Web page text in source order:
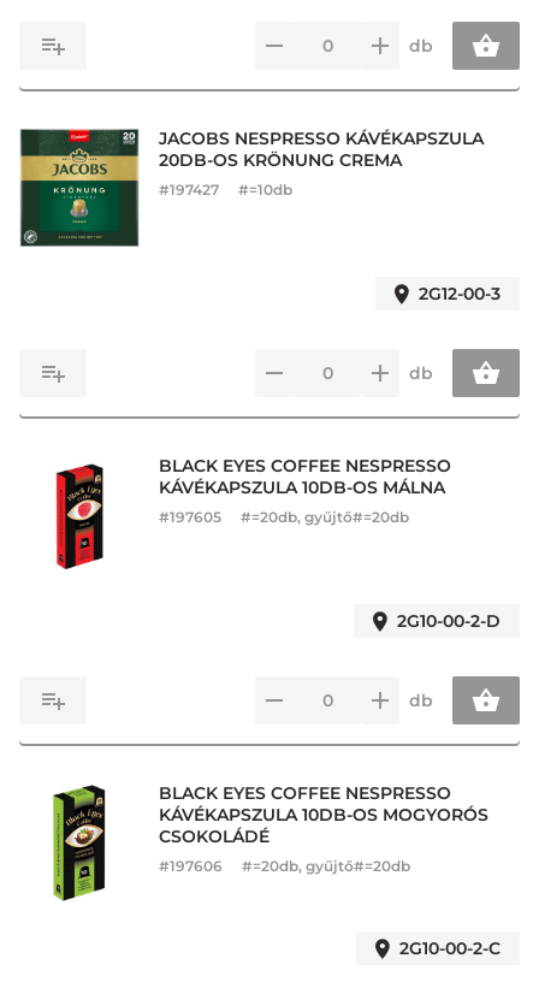
db
JACOBS NESPRESSO KÁVÉKAPSZULA
20DB-OS KRÖNUNG CREMA
#197427 #=10db
2G12-00-3
db
BLACK EYES COFFEE NESPRESSO
KÁVÉKAPSZULA 10DB-OS MÁLNA
#197605 #=20db, gyűjtő#=20db
2G10-00-2-D
db
BLACK EYES COFFEE NESPRESSO
KÁVÉKAPSZULA 10DB-OS MOGYORÓS
CSOKOLÁDÉ
#197606 #=20db, gyűjtő#=20db
2G10-00-2-C